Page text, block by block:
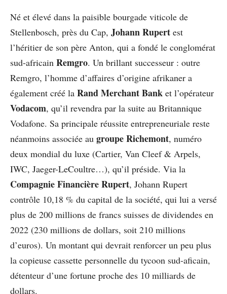
Né et élevé dans la paisible bourgade viticole de
Stellenbosch, près du Cap, Johann Rupert est
l’héritier de son père Anton, qui a fondé le conglomérat
sud-africain Remgro. Un brillant successeur : outre
Remgro, l’homme d’affaires d’origine afrikaner a
également créé la Rand Merchant Bank et l’opérateur
Vodacom, qu’il revendra par la suite au Britannique
Vodafone. Sa principale réussite entrepreneuriale reste
néanmoins associée au groupe Richemont, numéro
deux mondial du luxe (Cartier, Van Cleef & Arpels,
IWC, Jaeger-LeCoultre…), qu’il préside. Via la
Compagnie Financière Rupert, Johann Rupert
contrôle 10,18 % du capital de la société, qui lui a versé
plus de 200 millions de francs suisses de dividendes en
2022 (230 millions de dollars, soit 210 millions
d’euros). Un montant qui devrait renforcer un peu plus
la copieuse cassette personnelle du tycoon sud-aficain,
détenteur d’une fortune proche des 10 milliards de
dollars.